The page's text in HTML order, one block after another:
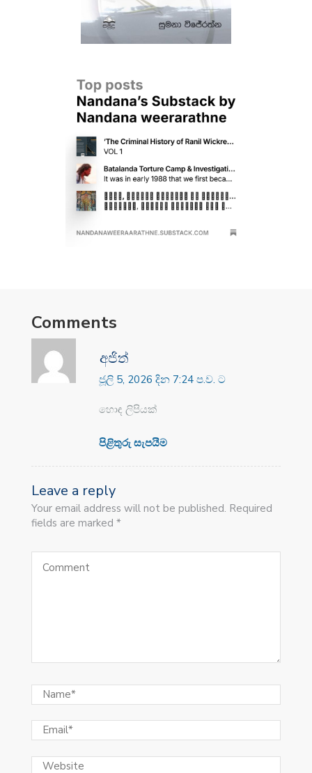
Comments
අජිත්
ජූලි 5, 2026 දින 7:24 ප.ව. ට
හොඳ ලිපියක්
පිළිතුරු සැපයීම
Leave a reply
Your email address will not be published. Required
fields are marked *